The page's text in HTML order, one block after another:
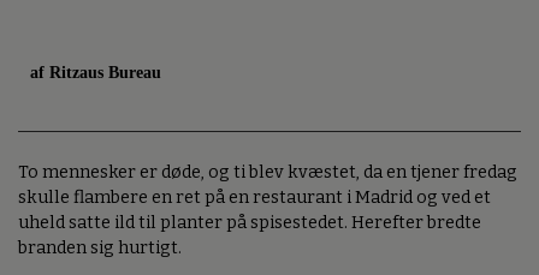
af Ritzaus Bureau
To mennesker er døde, og ti blev kvæstet, da en tjener fredag
skulle flambere en ret på en restaurant i Madrid og ved et
uheld satte ild til planter på spisestedet. Herefter bredte
branden sig hurtigt.